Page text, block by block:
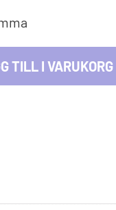
TILL I VARUKORG